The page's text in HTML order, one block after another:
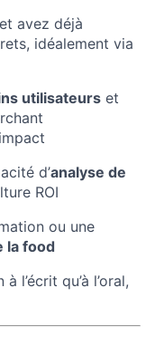
avez déjà
idéalement via
utilisateurs et
d’analyse de
ROI
ou une
la food
l’écrit qu’à l’oral,